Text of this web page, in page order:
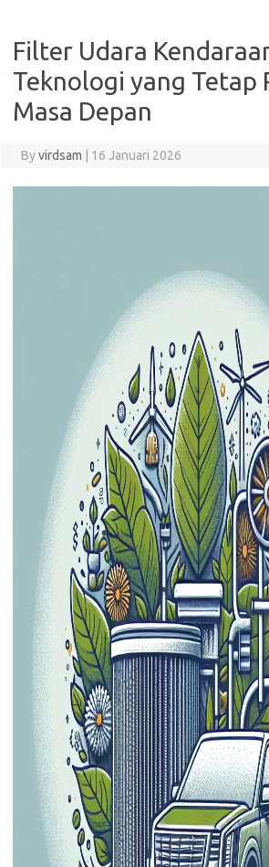
Filter Udara
Teknologi yang Tetap
Masa Depan
Byvirdsam 16 Januari 2026